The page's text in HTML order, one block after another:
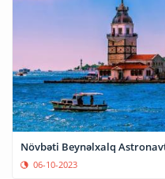
Növbəti Beynəlxalq
06-10-2023